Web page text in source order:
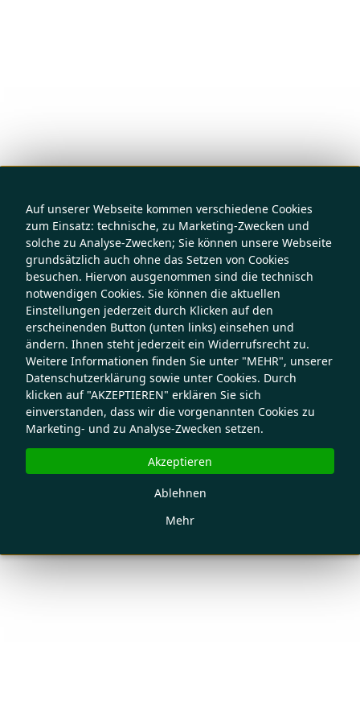
Auf unserer Webseite kommen verschiedene Cookies
zum Einsatz: technische, zu Marketing-Zwecken und
solche zu Analyse-Zwecken; Sie können unsere Webseite
grundsätzlich auch ohne das Setzen von Cookies
besuchen. Hiervon ausgenommen sind die technisch
notwendigen Cookies. Sie können die aktuellen
Einstellungen jederzeit durch Klicken auf den
erscheinenden Button (unten links) einsehen und
ändern. Ihnen steht jederzeit ein Widerrufsrecht zu.
Weitere Informationen finden Sie unter "MEHR", unserer
Datenschutzerklärung sowie unter Cookies. Durch
klicken auf "AKZEPTIEREN" erklären Sie sich
einverstanden, dass wir die vorgenannten Cookies zu
Marketing- und zu Analyse-Zwecken setzen.
Mehr
Ablehnen
Akzeptieren